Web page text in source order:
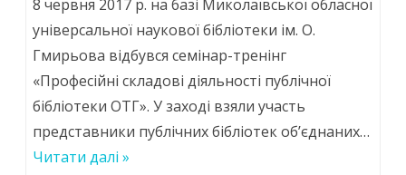
тренінг
«Професійні
складові
діяльності
публічної
8 червня 2017 р. на базі Миколаївської обласної
універсальної наукової бібліотеки ім. О.
Гмирьова відбувся семінар-тренінг
«Професійні складові діяльності публічної
бібліотеки ОТГ». У заході взяли участь
представники публічних бібліотек об’єднаних…
Читати далі »